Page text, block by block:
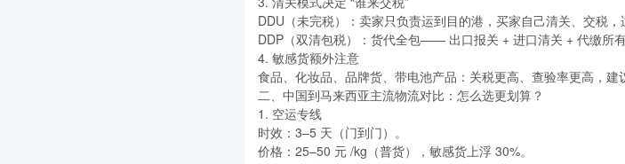
DDU（未完税）：卖家只负责运到目的港，买家自己清关、交税，
DDP（双清包税）：货代全包—— 出口报关 + 进口清关 + 代缴所
4. 敏感货额外注意
食品、化妆品、品牌货、带电池产品：关税更高、查验率更高，建
二、中国到马来西亚主流物流对比：怎么选更划算？
1. 空运专线
时效：3–5 天（门到门）。
价格：25–50 元 /kg（普货），敏感货上浮 30%。